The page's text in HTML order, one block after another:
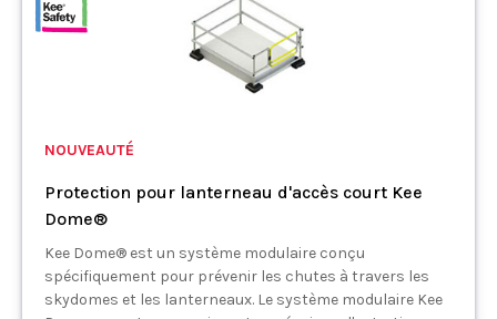
NOUVEAUTÉ
Protection pour lanterneau d'accès court Kee
Dome®
Kee Dome® est un système modulaire conçu
spécifiquement pour prévenir les chutes à travers les
skydomes et les lanterneaux. Le système modulaire Kee